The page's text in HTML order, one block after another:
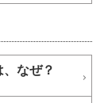
なぜ？